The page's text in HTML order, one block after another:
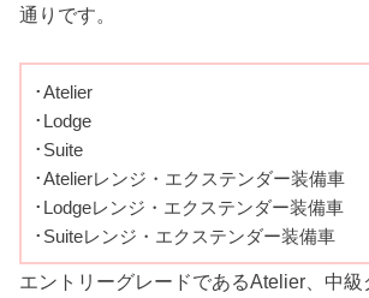
通りです。
･Atelier
･Lodge
･Suite
･Atelierレンジ・エクステンダー装備車
･Lodgeレンジ・エクステンダー装備車
･Suiteレンジ・エクステンダー装備車
エントリーグレードであるAtelier、中級